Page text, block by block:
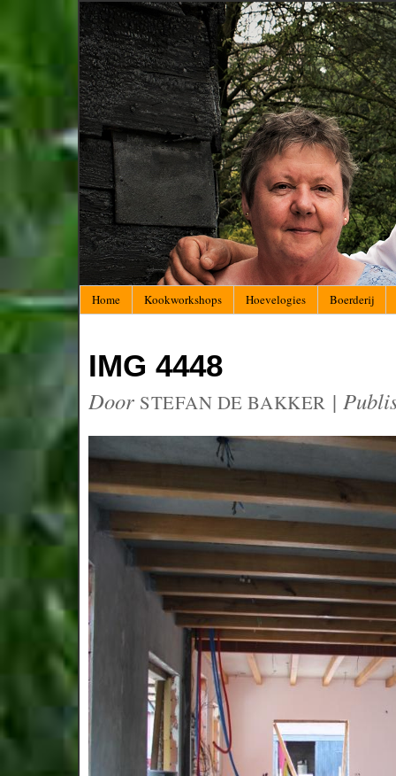
Home Kookworkshops Hoevelogies Boerderij
IMG 4448
Door STEFAN DE BAKKER |